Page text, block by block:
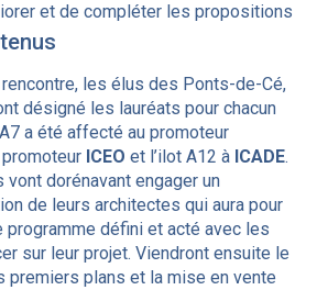
et de compléter les propositions
les élus des Ponts-de-Cé,
désigné les lauréats pour chacun
a été affecté au promoteur
ICEO et l’ilot A12 à ICADE.
dorénavant engager un
de leurs architectes qui aura pour
défini et acté avec les
sur leur projet. Viendront ensuite le
premiers plans et la mise en vente